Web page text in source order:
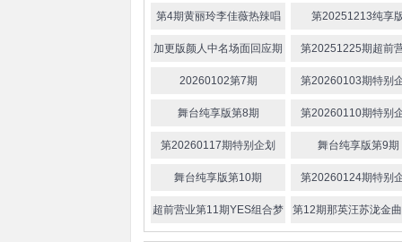
第4期黄丽玲李佳薇热辣唱
跳
第20251213纯享
加更版颜人中名场面回应期 第20251225期超前
20260102第7期 第20260103期特别
舞台纯享版第8期 第20260110期特别
第20260117期特别企划 舞台纯享版第9期
舞台纯享版第10期 第20260124期特别
超前营业第11期YES组合梦 第12期那英汪苏泷金